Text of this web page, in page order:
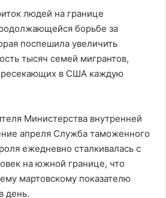
людей на границе
борьбе за
поспешила увеличить
тысяч семей мигрантов,
в США каждую
Министерства внутренней
апреля Служба таможенного
ежедневно сталкивалась с
на южной границе, что
мартовскому показателю
день.